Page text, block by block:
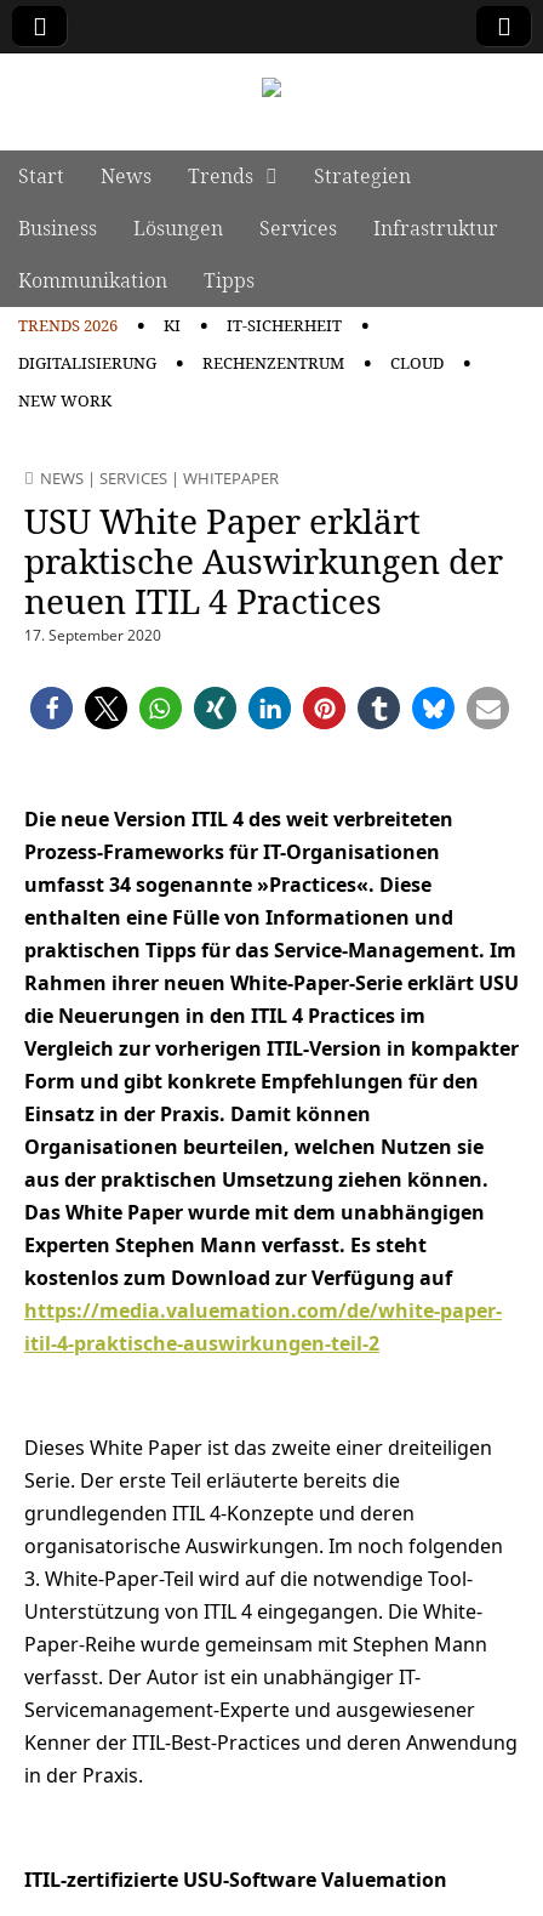
Main menu
Skip to content
Start News Trends
Strategien
Business
Lösungen Services
Infrastruktur
Kommunikation
Tipps
TRENDS 2026 KI
IT-SICHERHEIT
DIGITALISIERUNG
RECHENZENTRUM
CLOUD
NEW WORK
NEWS | SERVICES | WHITEPAPER
USU White Paper erklärt
praktische Auswirkungen der
neuen ITIL 4 Practices
17. September 2020
Die neue Version ITIL 4 des weit verbreiteten
Prozess-Frameworks für IT-Organisationen
umfasst 34 sogenannte »Practices«. Diese
enthalten eine Fülle von Informationen und
praktischen Tipps für das Service-Management. Im
Rahmen ihrer neuen White-Paper-Serie erklärt USU
die Neuerungen in den ITIL 4 Practices im
Vergleich zur vorherigen ITIL-Version in kompakter
Form und gibt konkrete Empfehlungen für den
Einsatz in der Praxis. Damit können
Organisationen beurteilen, welchen Nutzen sie
aus der praktischen Umsetzung ziehen können.
Das White Paper wurde mit dem unabhängigen
Experten Stephen Mann verfasst. Es steht
kostenlos zum Download zur Verfügung auf
https://media.valuemation.com/de/white-paper-
itil-4-praktische-auswirkungen-teil-2
Dieses White Paper ist das zweite einer dreiteiligen
Serie. Der erste Teil erläuterte bereits die
grundlegenden ITIL 4-Konzepte und deren
organisatorische Auswirkungen. Im noch folgenden
3. White-Paper-Teil wird auf die notwendige Tool-
Unterstützung von ITIL 4 eingegangen. Die White-
Paper-Reihe wurde gemeinsam mit Stephen Mann
verfasst. Der Autor ist ein unabhängiger IT-
Servicemanagement-Experte und ausgewiesener
Kenner der ITIL-Best-Practices und deren Anwendung
in der Praxis.
ITIL-zertifizierte USU-Software Valuemation